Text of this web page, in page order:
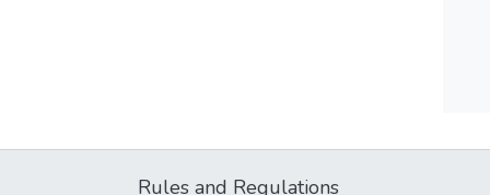
Rules and Regulations